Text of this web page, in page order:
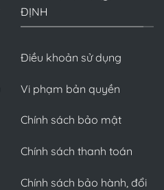
ĐỊNH
Điều khoản sử dụng
Vi phạm bản quyền
Chính sách bảo mật
Chính sách thanh toán
Chính sách bảo hành, đổi